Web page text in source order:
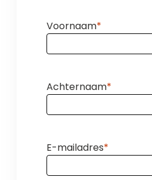
Voornaam
Achternaam
E-mailadres